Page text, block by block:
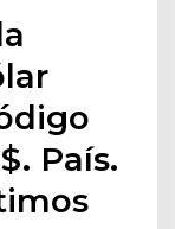
País.